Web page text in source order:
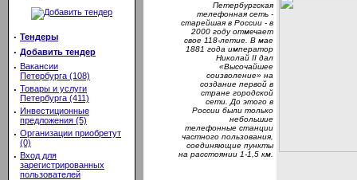
· Тендеры
· Добавить тендер
· Вакансии
Петербурга (108)
· Товары и услуги
Петербурга (411)
· Инвестиционные
предложения (5)
· Организации приобретут
(0)
· Вход для
зарегистрированных
пользователей
Петербургская
телефонная сеть -
старейшая в России - в
2000 году отмечает
свое 118-летие. В мае
1881 года император
Николай II дал
«Высочайшее
соизволение» на
создание первой в
стране городской
сети. До этого в
России были только
небольшие
телефонные станции
частного пользования,
соединяющие пункты
на расстоянии 1-1,5 км.